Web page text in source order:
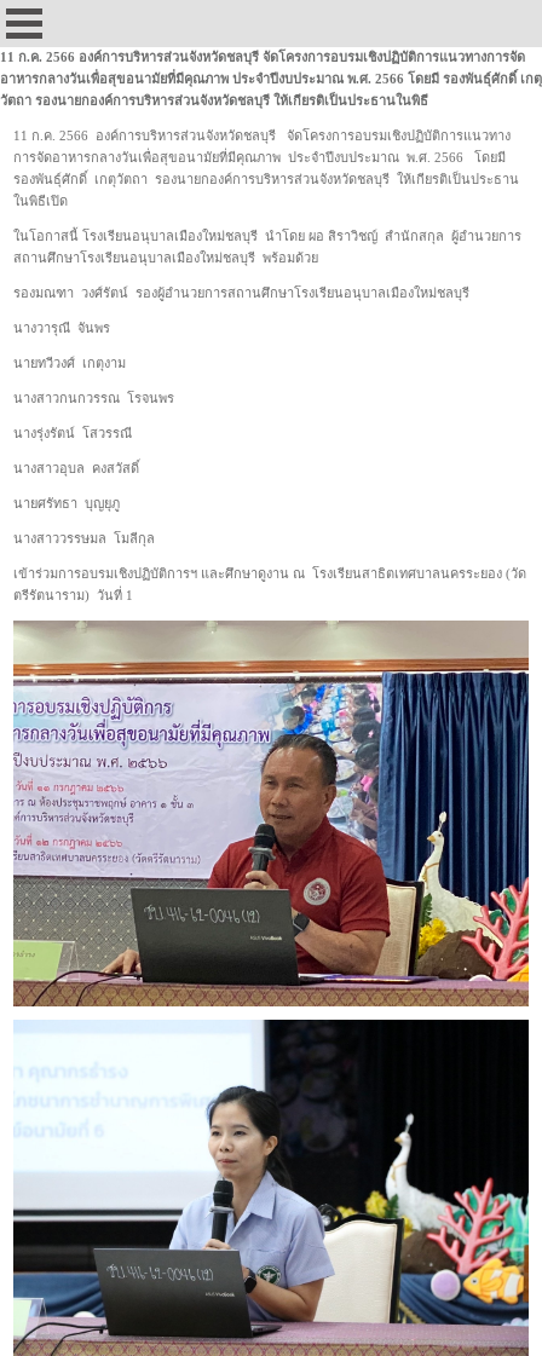
11 ก.ค. 2566 องค์การบริหารส่วนจังหวัดชลบุรี จัดโครงการอบรมเชิงปฏิบัติการแนวทางการจัด
อาหารกลางวันเพื่อสุขอนามัยที่มีคุณภาพ ประจำปีงบประมาณ พ.ศ. 2566 โดยมี รองพันธ์ุศักดิ์ เกตุ
วัตถา รองนายกองค์การบริหารส่วนจังหวัดชลบุรี ให้เกียรติเป็นประธานในพิธี
11 ก.ค. 2566 องค์การบริหารส่วนจังหวัดชลบุรี จัดโครงการอบรมเชิงปฏิบัติการแนวทาง
การจัดอาหารกลางวันเพื่อสุขอนามัยที่มีคุณภาพ ประจำปีงบประมาณ พ.ศ. 2566 โดยมี
รองพันธ์ุศักดิ์ เกตุวัตถา รองนายกองค์การบริหารส่วนจังหวัดชลบุรี ให้เกียรติเป็นประธาน
ในพิธีเปิด
ในโอกาสนี้ โรงเรียนอนุบาลเมืองใหม่ชลบุรี นำโดย ผอ สิราวิชญ์ สำนักสกุล ผู้อำนวยการ
สถานศึกษาโรงเรียนอนุบาลเมืองใหม่ชลบุรี พร้อมด้วย
รองมณฑา วงศ์รัตน์ รองผู้อำนวยการสถานศึกษาโรงเรียนอนุบาลเมืองใหม่ชลบุรี
นางวารุณี จันพร
นายทวีวงศ์ เกตุงาม
นางสาวกนกวรรณ โรจนพร
นางรุ่งรัตน์ โสวรรณี
นางสาวอุบล คงสวัสดิ์
นายศรัทธา บุญยุภู
นางสาววรรษมล โมลีกุล
เข้าร่วมการอบรมเชิงปฏิบัติการฯ และศึกษาดูงาน ณ โรงเรียนสาธิตเทศบาลนครระยอง (วัด
ตรีรัตนาราม) วันที่ 1